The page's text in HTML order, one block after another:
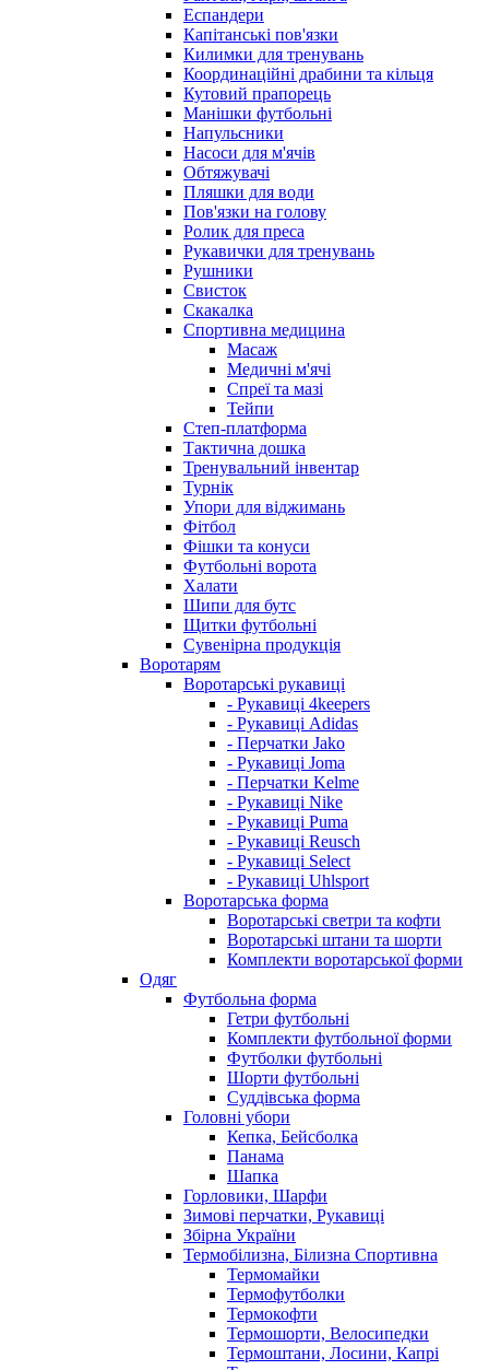
Еспандери
Капітанські пов'язки
Килимки для тренувань
Координаційні драбини та кільця
Кутовий прапорець
Манішки футбольні
Напульсники
Насоси для м'ячів
Обтяжувачі
Пляшки для води
Пов'язки на голову
Ролик для преса
Рукавички для тренувань
Рушники
Свисток
Скакалка
Спортивна медицина
Масаж
Медичні м'ячі
Спреї та мазі
Тейпи
Степ-платформа
Тактична дошка
Тренувальний інвентар
Турнік
Упори для віджимань
Фітбол
Фішки та конуси
Футбольні ворота
Халати
Шипи для бутс
Щитки футбольні
Сувенірна продукція
Воротарям
Воротарські рукавиці
- Рукавиці 4keepers
- Рукавиці Adidas
- Перчатки Jako
- Рукавиці Joma
- Перчатки Kelme
- Рукавиці Nike
- Рукавиці Puma
- Рукавиці Reusch
- Рукавиці Select
- Рукавиці Uhlsport
Воротарська форма
Воротарські светри та кофти
Воротарські штани та шорти
Комплекти воротарської форми
Одяг
Футбольна форма
Гетри футбольні
Комплекти футбольної форми
Футболки футбольні
Шорти футбольні
Суддівська форма
Головні убори
Кепка, Бейсболка
Панама
Шапка
Горловики, Шарфи
Зимові перчатки, Рукавиці
Збірна України
Термобілизна, Білизна Спортивна
Термомайки
Термофутболки
Термокофти
Термошорти, Велосипедки
Термоштани, Лосини, Капрі